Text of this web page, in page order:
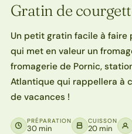
Gratin de
Un petit gratin facile à
qui met en valeur un
fromagerie de Pornic,
Atlantique qui rappellera à
de vacances !
PRÉPARATION
30 min
CUISSON
20 min